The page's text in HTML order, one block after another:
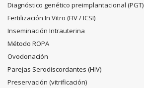
Diagnóstico genético preimplantacional (PGT)
Fertilización In Vitro (FIV / ICSI)
Inseminación Intrauterina
Método ROPA
Ovodonación
Parejas Serodiscordantes (HIV)
Preservación (vitrificación)